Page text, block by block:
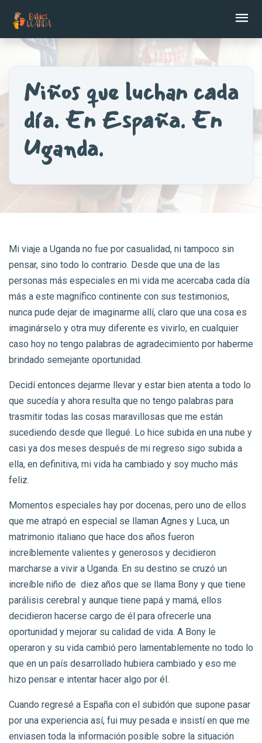
Niños que luchan cada
día. En España. En
Uganda.
Mi viaje a Uganda no fue por casualidad, ni tampoco sin
pensar, sino todo lo contrario. Desde que una de las
personas más especiales en mi vida me acercaba cada día
más a este magnífico continente con sus testimonios,
nunca pude dejar de imaginarme allí, claro que una cosa es
imaginárselo y otra muy diferente es vivirlo, en cualquier
caso hoy no tengo palabras de agradecimiento por haberme
brindado semejante oportunidad.
Decidí entonces dejarme llevar y estar bien atenta a todo lo
que sucedía y ahora resulta que no tengo palabras para
trasmitir todas las cosas maravillosas que me están
sucediendo desde que llegué. Lo hice subida en una nube y
casi ya dos meses después de mi regreso sigo subida a
ella, en definitiva, mi vida ha cambiado y soy mucho más
feliz.
Momentos especiales hay por docenas, pero uno de ellos
que me atrapó en especial se llaman Agnes y Luca, un
matrimonio italiano que hace dos años fueron
increíblemente valientes y generosos y decidieron
marcharse a vivir a Uganda. En su destino se cruzó un
increíble niño de diez años que se llama Bony y que tiene
parálisis cerebral y aunque tiene papá y mamá, ellos
decidieron hacerse cargo de él para ofrecerle una
oportunidad y mejorar su calidad de vida. A Bony le
operaron y su vida cambió pero lamentablemente no todo lo
que en un país desarrollado hubiera cambiado y eso me
hizo pensar e intentar hacer algo por él.
Cuando regresé a España con el subidón que supone pasar
por una experiencia así, fui muy pesada e insistí en que me
enviasen toda la información posible sobre la situación